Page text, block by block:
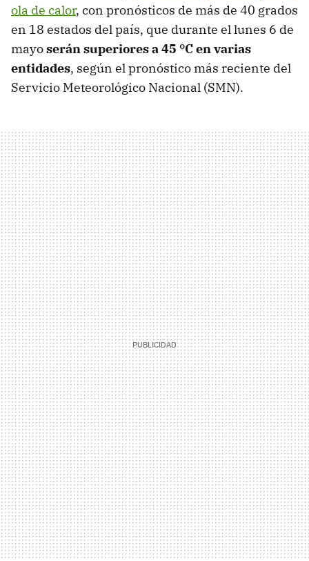
ola de calor, con pronósticos de más de 40 grados
en 18 estados del país, que durante el lunes 6 de
mayoserán superiores a 45 °C en varias
entidades, según el pronóstico más reciente del
Servicio Meteorológico Nacional (SMN).